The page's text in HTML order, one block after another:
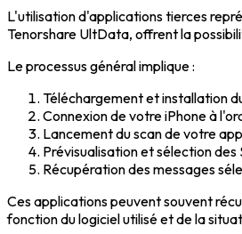
L'utilisation d'applications tierces
Tenorshare UltData, offrent la
Le processus général implique :
Téléchargement et installation
Connexion de votre iPhone à
Lancement du scan de votre
Prévisualisation et sélection des
Récupération des messages
Ces applications peuvent souvent
fonction du logiciel utilisé et de la